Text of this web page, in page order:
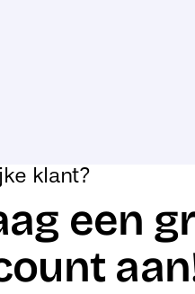
klant?
een